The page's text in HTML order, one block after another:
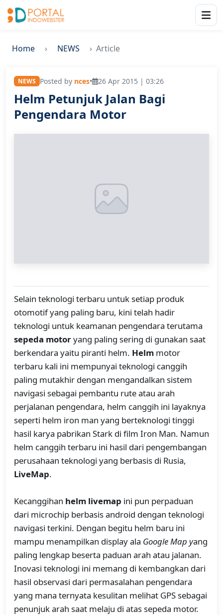
Home NEWS Article
NEWS Posted by nces• 26 Apr 2015 | 03:26
Helm Petunjuk Jalan Bagi
Pengendara Motor
Selain teknologi terbaru untuk setiap produk
otomotif yang paling baru, kini telah hadir
teknologi untuk keamanan pengendara terutama
sepeda motoryang paling sering di gunakan saat
berkendara yaitu piranti helm. Helm motor
terbaru kali ini mempunyai teknologi canggih
paling mutakhir dengan mengandalkan sistem
navigasi sebagai pembantu rute atau arah
perjalanan pengendara, helm canggih ini layaknya
seperti helm iron man yang berteknologi tinggi
hasil karya pabrikan Stark di film Iron Man. Namun
helm canggih terbaru ini hasil dari pengembangan
perusahaan teknologi yang berbasis di Rusia,
LiveMap.
Kecanggihan helm livemap ini pun perpaduan
dari microchip berbasis android dengan teknologi
navigasi terkini. Dengan begitu helm baru ini
mampu menampilkan display ala Google Map yang
paling lengkap beserta paduan arah atau jalanan.
Inovasi teknologi ini memang di kembangkan dari
hasil observasi dari permasalahan pengendara
yang mana ternyata kesulitan melihat GPS sebagai
penunjuk arah saat melaju di atas sepeda motor.